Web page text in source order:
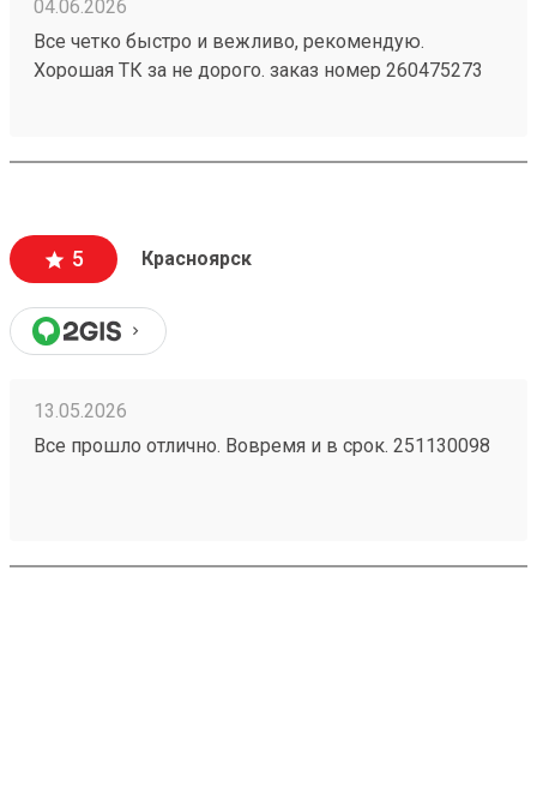
04.06.2026
Все четко быстро и вежливо, рекомендую.
Хорошая ТК за не дорого. заказ номер 260475273
5 Красноярск
13.05.2026
Все прошло отлично. Вовремя и в срок. 251130098